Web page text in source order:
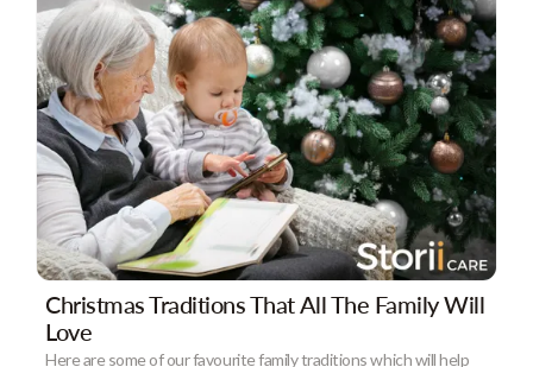
Christmas Traditions That All The Family Will
Love
Here are some of our favourite family traditions which will help